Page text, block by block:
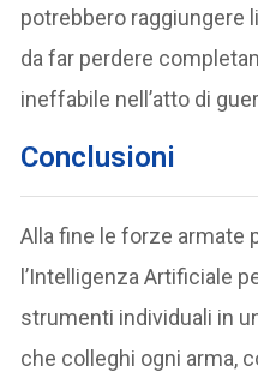
potrebbero raggiungere
da far perdere
ineffabile nell’atto di
Conclusioni
Alla fine le forze armate
l’Intelligenza Artificiale
strumenti individuali in
che colleghi ogni arma,